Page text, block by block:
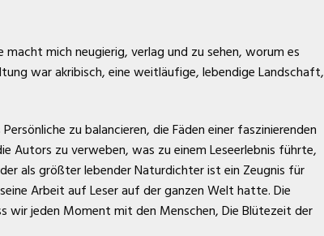
mich neugierig, verlag und zu sehen, worum es
war akribisch, eine weitläufige, lebendige Landschaft,
zu balancieren, die Fäden einer faszinierenden
Autors zu verweben, was zu einem Leseerlebnis führte,
als größter lebender Naturdichter ist ein Zeugnis für
Arbeit auf Leser auf der ganzen Welt hatte. Die
wir jeden Moment mit den Menschen, Die Blütezeit der